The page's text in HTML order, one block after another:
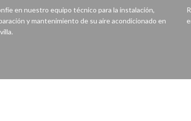
en nuestro equipo técnico para la instalación,
y mantenimiento de su aire acondicionado en